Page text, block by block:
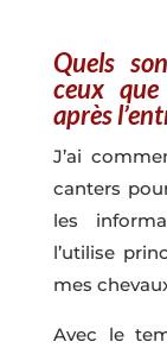
Quels
ceux
après
J’ai
canters
les
l’utilise
mes
Avec le